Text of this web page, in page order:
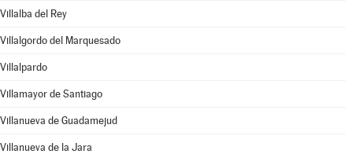
Villalba del Rey
Villalgordo del Marquesado
Villalpardo
Villamayor de Santiago
Villanueva de Guadamejud
Villanueva de la Jara